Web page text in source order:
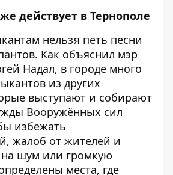
действует в Тернополе
нельзя петь песни
Как объяснил мэр
Надал, в городе много
из других
выступают и собирают
Вооружённых сил
избежать
жалоб от жителей и
на шум или громкую
места, где